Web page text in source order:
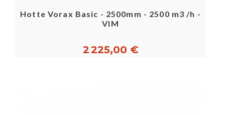
Hotte Vorax Basic - 2500mm - 2500 m3 /h -
VIM
2 225,00 €